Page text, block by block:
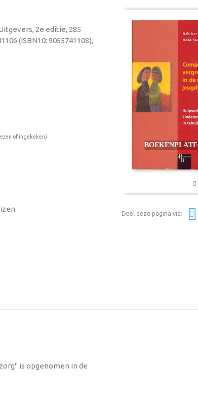
2e editie, 285
(ISBN10: 9055741108),
of ingekeken)
Deel deze pagina via:
is opgenomen in de